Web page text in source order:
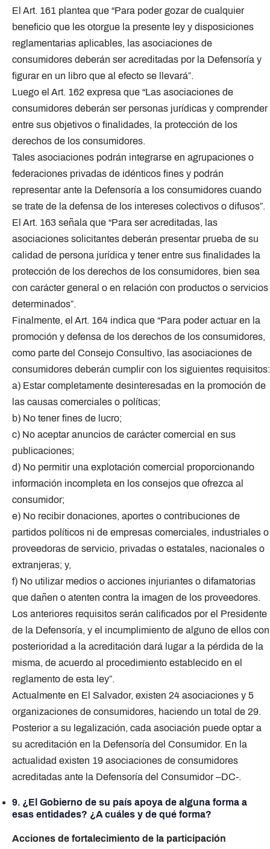
El Art. 161 plantea que “Para poder gozar de cualquier
beneficio que les otorgue la presente ley y disposiciones
reglamentarias aplicables, las asociaciones de
consumidores deberán ser acreditadas por la Defensoría y
figurar en un libro que al efecto se llevará”.
Luego el Art. 162 expresa que “Las asociaciones de
consumidores deberán ser personas jurídicas y comprender
entre sus objetivos o finalidades, la protección de los
derechos de los consumidores.
Tales asociaciones podrán integrarse en agrupaciones o
federaciones privadas de idénticos fines y podrán
representar ante la Defensoría a los consumidores cuando
se trate de la defensa de los intereses colectivos o difusos”.
El Art. 163 señala que “Para ser acreditadas, las
asociaciones solicitantes deberán presentar prueba de su
calidad de persona jurídica y tener entre sus finalidades la
protección de los derechos de los consumidores, bien sea
con carácter general o en relación con productos o servicios
determinados”.
Finalmente, el Art. 164 indica que “Para poder actuar en la
promoción y defensa de los derechos de los consumidores,
como parte del Consejo Consultivo, las asociaciones de
consumidores deberán cumplir con los siguientes requisitos:
a) Estar completamente desinteresadas en la promoción de
las causas comerciales o políticas;
b) No tener fines de lucro;
c) No aceptar anuncios de carácter comercial en sus
publicaciones;
d) No permitir una explotación comercial proporcionando
información incompleta en los consejos que ofrezca al
consumidor;
e) No recibir donaciones, aportes o contribuciones de
partidos políticos ni de empresas comerciales, industriales o
proveedoras de servicio, privadas o estatales, nacionales o
extranjeras; y,
f) No utilizar medios o acciones injuriantes o difamatorias
que dañen o atenten contra la imagen de los proveedores.
Los anteriores requisitos serán calificados por el Presidente
de la Defensoría, y el incumplimiento de alguno de ellos con
posterioridad a la acreditación dará lugar a la pérdida de la
misma, de acuerdo al procedimiento establecido en el
reglamento de esta ley”.
Actualmente en El Salvador, existen 24 asociaciones y 5
organizaciones de consumidores, haciendo un total de 29.
Posterior a su legalización, cada asociación puede optar a
su acreditación en la Defensoría del Consumidor. En la
actualidad existen 19 asociaciones de consumidores
acreditadas ante la Defensoría del Consumidor –DC-.
9. ¿El Gobierno de su país apoya de alguna forma a
esas entidades? ¿A cuáles y de qué forma?
Acciones de fortalecimiento de la participación